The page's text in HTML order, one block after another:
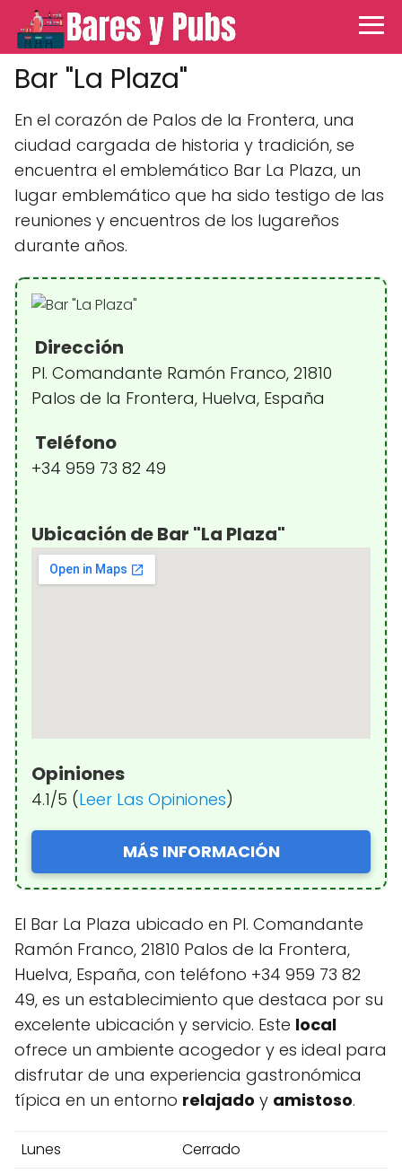
Bar "La Plaza"
En el corazón de Palos de la Frontera, una
ciudad cargada de historia y tradición, se
encuentra el emblemático Bar La Plaza, un
lugar emblemático que ha sido testigo de las
reuniones y encuentros de los lugareños
durante años.
Dirección
Pl. Comandante Ramón Franco, 21810
Palos de la Frontera, Huelva, España
Teléfono
+34 959 73 82 49
Ubicación de Bar "La Plaza"
Opiniones
4.1/5 (Leer Las Opiniones)
MÁS INFORMACIÓN
El Bar La Plaza ubicado en Pl. Comandante
Ramón Franco, 21810 Palos de la Frontera,
Huelva, España, con teléfono +34 959 73 82
49, es un establecimiento que destaca por su
excelente ubicación y servicio. Este local
ofrece un ambiente acogedor y es ideal para
disfrutar de una experiencia gastronómica
típica en un entorno relajado y amistoso.
Lunes
Cerrado